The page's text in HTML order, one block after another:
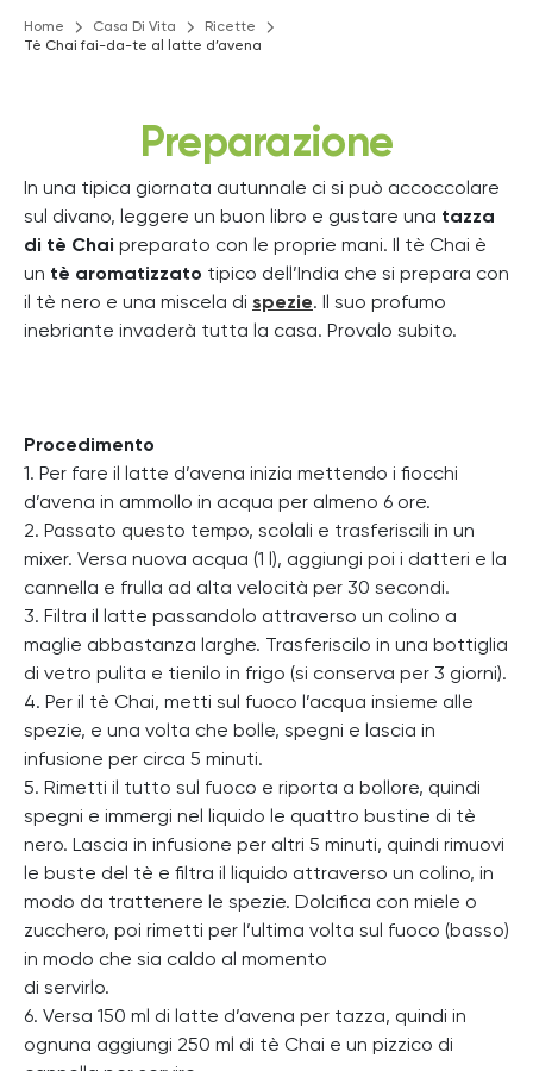
Home Casa Di Vita
Ricette
Tè Chai fai-da-te al latte d’avena
Preparazione
In una tipica giornata autunnale ci si può accoccolare
sul divano, leggere un buon libro e gustare una tazza
di tè Chai preparato con le proprie mani. Il tè Chai è
un tè aromatizzato tipico dell’India che si prepara con
il tè nero e una miscela di spezie. Il suo profumo
inebriante invaderà tutta la casa. Provalo subito.
Procedimento
1. Per fare il latte d’avena inizia mettendo i fiocchi
d’avena in ammollo in acqua per almeno 6 ore.
2. Passato questo tempo, scolali e trasferiscili in un
mixer. Versa nuova acqua (1 l), aggiungi poi i datteri e la
cannella e frulla ad alta velocità per 30 secondi.
3. Filtra il latte passandolo attraverso un colino a
maglie abbastanza larghe. Trasferiscilo in una bottiglia
di vetro pulita e tienilo in frigo (si conserva per 3 giorni).
4. Per il tè Chai, metti sul fuoco l’acqua insieme alle
spezie, e una volta che bolle, spegni e lascia in
infusione per circa 5 minuti.
5. Rimetti il tutto sul fuoco e riporta a bollore, quindi
spegni e immergi nel liquido le quattro bustine di tè
nero. Lascia in infusione per altri 5 minuti, quindi rimuovi
le buste del tè e filtra il liquido attraverso un colino, in
modo da trattenere le spezie. Dolcifica con miele o
zucchero, poi rimetti per l’ultima volta sul fuoco (basso)
in modo che sia caldo al momento
di servirlo.
6. Versa 150 ml di latte d’avena per tazza, quindi in
ognuna aggiungi 250 ml di tè Chai e un pizzico di